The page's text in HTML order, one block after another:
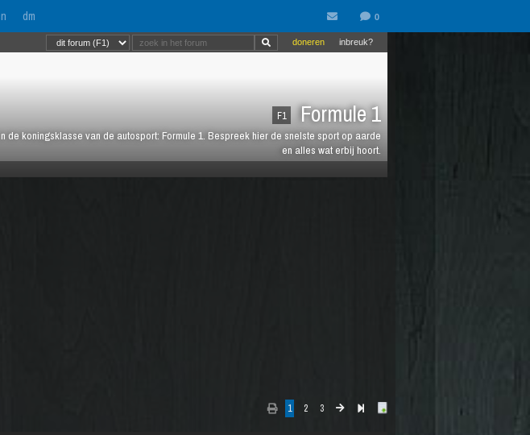
dm
F1 Formule 1
de koningsklasse van de autosport: Formule 1. Bespreek hier de snelste sport op aarde
en alles wat erbij hoort.
inbreuk?
doneren
1 2 3